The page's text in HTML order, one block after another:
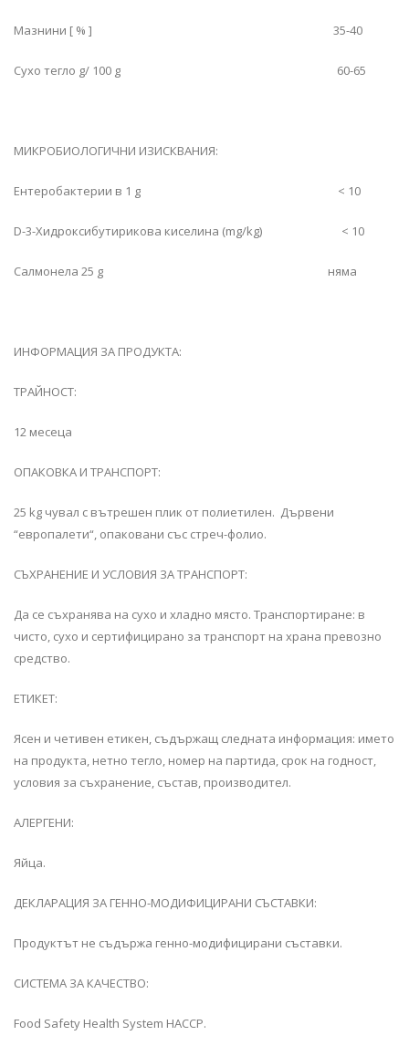
Мазнини [ % ] 35-40
Сухо тегло g/ 100 g 60-65
МИКРОБИОЛОГИЧНИ ИЗИСКВАНИЯ:
Ентеробактерии в 1 g < 10
D-3-Хидроксибутирикова киселина (mg/kg) < 10
Салмонела 25 g няма
ИНФОРМАЦИЯ ЗА ПРОДУКТА:
ТРАЙНОСТ:
12 месеца
ОПАКОВКА И ТРАНСПОРТ:
25 kg чувал с вътрешен плик от полиетилен. Дървени
“европалети“, опаковани със стреч-фолио.
СЪХРАНЕНИЕ И УСЛОВИЯ ЗА ТРАНСПОРТ:
Да се съхранява на сухо и хладно място. Транспортиране: в
чисто, сухо и сертифицирано за транспорт на храна превозно
средство.
ЕТИКЕТ:
Ясен и четивен етикен, съдържащ следната информация: името
на продукта, нетно тегло, номер на партида, срок на годност,
условия за съхранение, състав, производител.
АЛЕРГЕНИ:
Яйца.
ДЕКЛАРАЦИЯ ЗА ГЕННО-МОДИФИЦИРАНИ СЪСТАВКИ:
Продуктът не съдържа генно-модифицирани съставки.
СИСТЕМА ЗА КАЧЕСТВО:
Food Safety Health System HACCP.